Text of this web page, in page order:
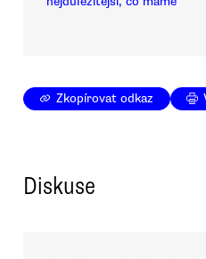
Zkopírovat odkaz
Diskuse